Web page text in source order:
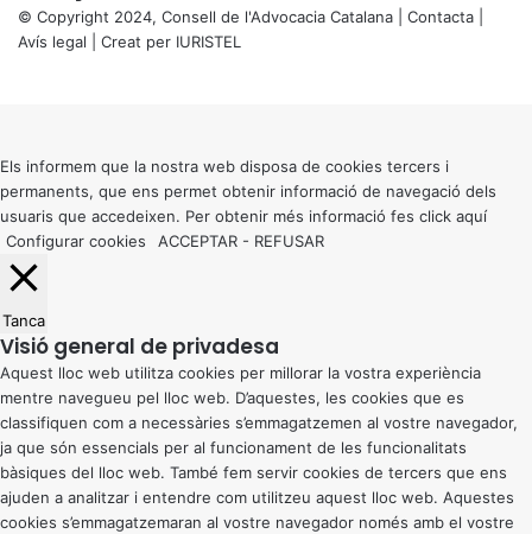
© Copyright 2024, Consell de l'Advocacia Catalana | Contacta
Avís legal | Creat per IURISTEL
button
Els informem que la nostra web disposa de cookies tercers i
permanents, que ens permet obtenir informació de navegació dels
usuaris que accedeixen. Per obtenir més informació fes click aquí
Configurar cookies
ACCEPTAR - REFUSAR
Tanca
Visió general de privadesa
Aquest lloc web utilitza cookies per millorar la vostra experiència
mentre navegueu pel lloc web. D’aquestes, les cookies que es
classifiquen com a necessàries s’emmagatzemen al vostre navegador,
ja que són essencials per al funcionament de les funcionalitats
bàsiques del lloc web. També fem servir cookies de tercers que ens
ajuden a analitzar i entendre com utilitzeu aquest lloc web. Aquestes
cookies s’emmagatzemaran al vostre navegador només amb el vostre